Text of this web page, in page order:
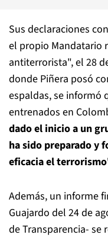
Sus declaraciones
el propio Mandatario
antiterrorista", el 28
donde Piñera posó
espaldas, se informó
entrenados en
dado el inicio a un
ha sido preparado y
eficacia el
Además, un informe
Guajardo del 24 de
de Transparencia- se